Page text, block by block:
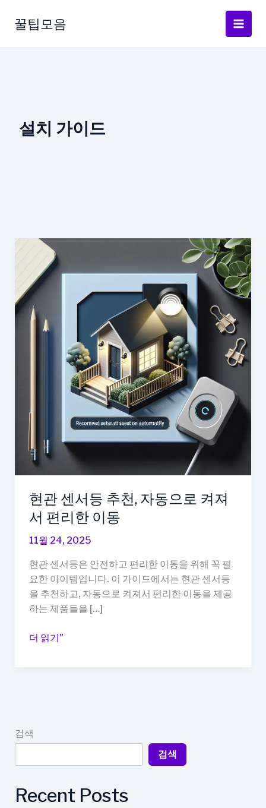
로
꿀팁모음
설치 가이드
현관 센서등 추천, 자동으로 켜져
서 편리한 이동
11월 24, 2025
현관 센서등은 안전하고 편리한 이동을 위해 꼭 필
요한 아이템입니다. 이 가이드에서는 현관 센서등
을 추천하고, 자동으로 켜져서 편리한 이동을 제공
하는 제품들을 […]
현
자
켜
더 읽기"
검색
검색
Recent Posts